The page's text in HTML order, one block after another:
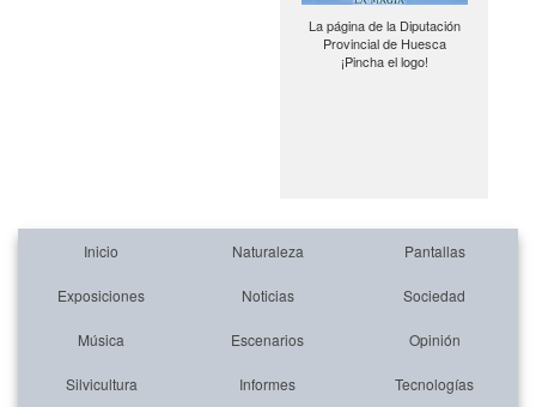
La página de la Diputación
Provincial de Huesca
¡Pincha el logo!
Inicio Naturaleza Pantallas
Exposiciones Noticias Sociedad
Música Escenarios Opinión
Silvicultura Informes Tecnologías